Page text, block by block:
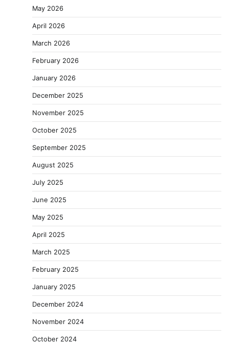
May 2026
April 2026
March 2026
February 2026
January 2026
December 2025
November 2025
October 2025
September 2025
August 2025
July 2025
June 2025
May 2025
April 2025
March 2025
February 2025
January 2025
December 2024
November 2024
October 2024